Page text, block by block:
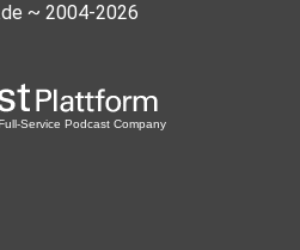
~ 2004-2026